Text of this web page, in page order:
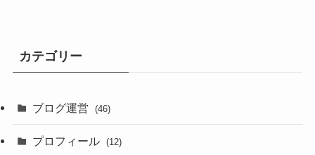
カテゴリー
ブログ運営 (46)
プロフィール (12)